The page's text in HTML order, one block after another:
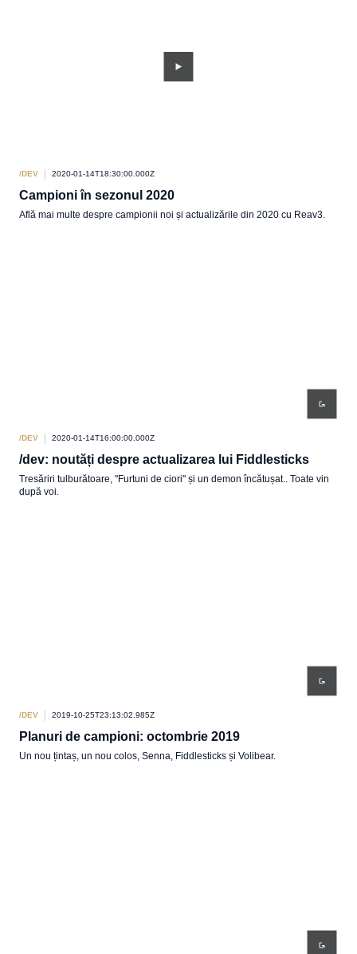
/DEV 2020-01-14T18:30:00.000Z
Campioni în sezonul 2020
Află mai multe despre campionii noi și actualizările din 2020 cu Reav3.
/DEV 2020-01-14T16:00:00.000Z
/dev: noutăți despre actualizarea lui Fiddlesticks
Tresăriri tulburătoare, ''Furtuni de ciori'' și un demon încătușat.. Toate vin
după voi.
/DEV 2019-10-25T23:13:02.985Z
Planuri de campioni: octombrie 2019
Un nou țintaș, un nou colos, Senna, Fiddlesticks și Volibear.